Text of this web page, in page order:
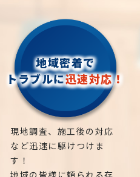
地域密着で
トラブルに迅速対応！
現地調査、施工後の対応
など迅速に駆けつけま
す！